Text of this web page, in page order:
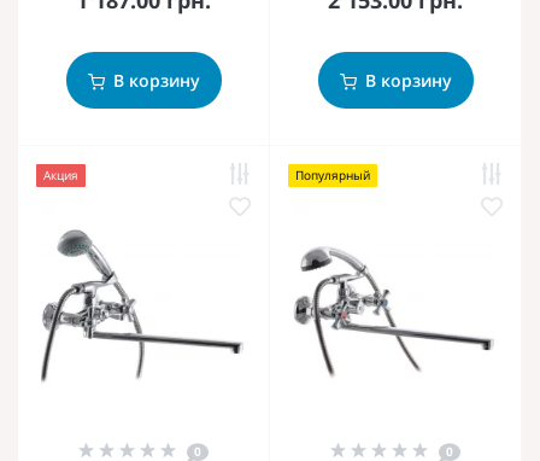
В корзину В корзину
Акция
0
Популярный
0